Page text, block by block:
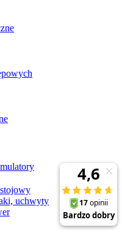
uchwyty